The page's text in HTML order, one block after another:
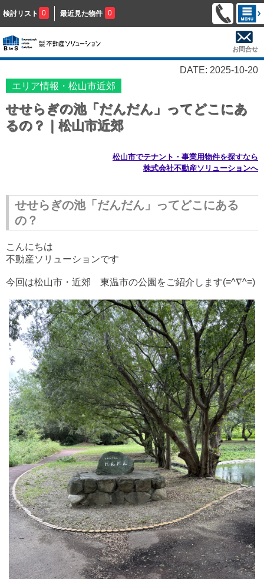
検討リスト 0 最近見た物件 0
お問合せ
DATE: 2025-10-20
エリア情報・松山市近郊
せせらぎの池「だんだん」ってどこにあ
るの？｜松山市近郊
松山市でテナント・事業用物件を探すなら
株式会社不動産ソリューションへ
せせらぎの池「だんだん」ってどこにある
の？
こんにちは
不動産ソリューションです
今回は松山市・近郊 東温市の公園をご紹介します(≡^∇^≡)